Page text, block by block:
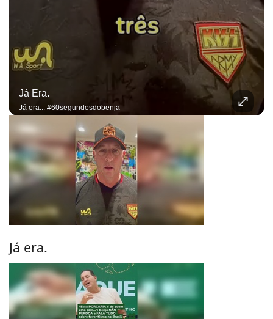
Já Era.
Já era... #60segundosdobenja
Já era.